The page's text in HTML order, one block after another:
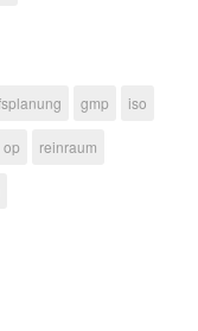
gmp iso
op reinraum